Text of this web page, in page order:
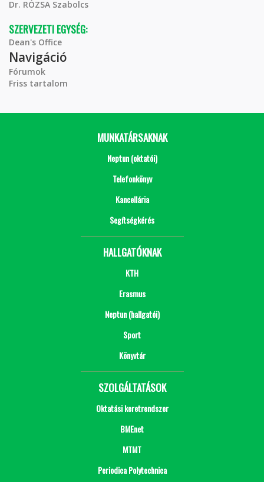
Dr. RÓZSA Szabolcs
SZERVEZETI EGYSÉG:
Dean's Office
Navigáció
Fórumok
Friss tartalom
MUNKATÁRSAKNAK
Neptun (oktatói)
Telefonkönyv
Kancellária
Segítségkérés
HALLGATÓKNAK
KTH
Erasmus
Neptun (hallgatói)
Sport
Könyvtár
SZOLGÁLTATÁSOK
Oktatási keretrendszer
BMEnet
MTMT
Periodica Polytechnica